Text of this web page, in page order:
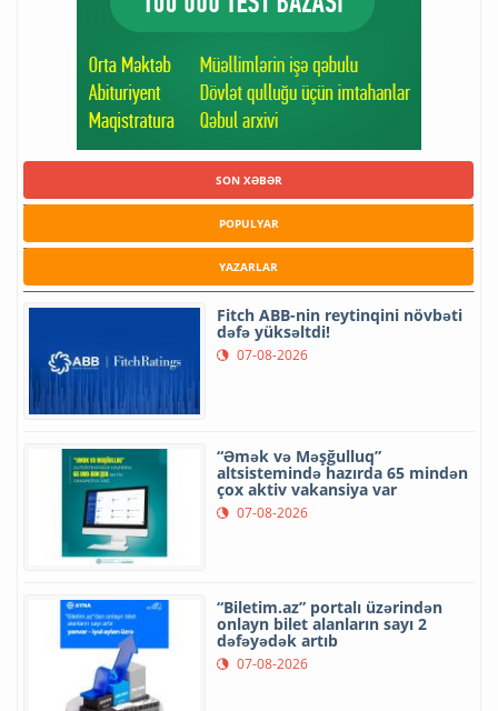
SON XƏBƏR
POPULYAR
YAZARLAR
Fitch ABB-nin reytinqini növbəti
dəfə yüksəltdi!
07-08-2026
“Əmək və Məşğulluq”
altsistemində hazırda 65 mindən
çox aktiv vakansiya var
07-08-2026
“Biletim.az” portalı üzərindən
onlayn bilet alanların sayı 2
dəfəyədək artıb
07-08-2026